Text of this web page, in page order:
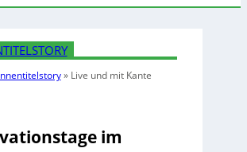
» Live und mit Kante
im